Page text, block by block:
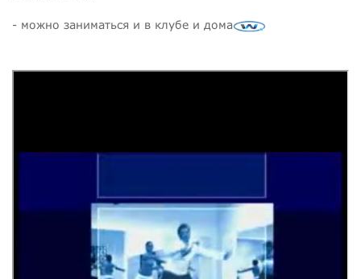
- можно заниматься и в клубе и дома